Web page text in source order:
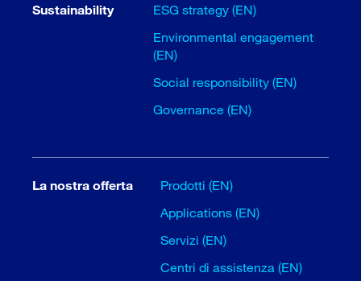
Sustainability
ESG strategy (EN)
Environmental engagement
(EN)
Social responsibility (EN)
Governance (EN)
La nostra offerta
Prodotti (EN)
Applications (EN)
Servizi (EN)
Centri di assistenza (EN)